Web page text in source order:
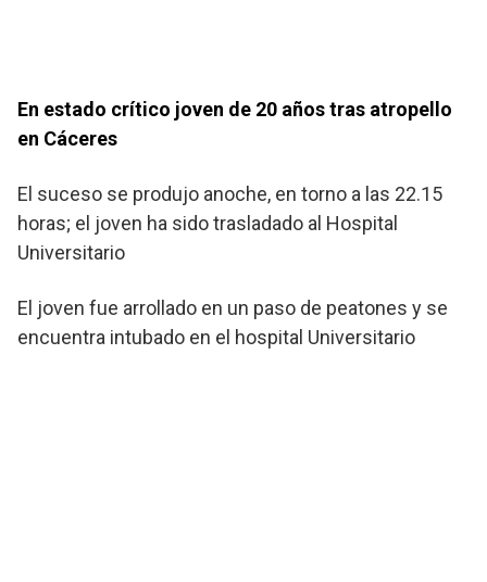
En estado crítico joven de 20 años tras atropello
en Cáceres
El suceso se produjo anoche, en torno a las 22.15
horas; el joven ha sido trasladado al Hospital
Universitario
El joven fue arrollado en un paso de peatones y se
encuentra intubado en el hospital Universitario